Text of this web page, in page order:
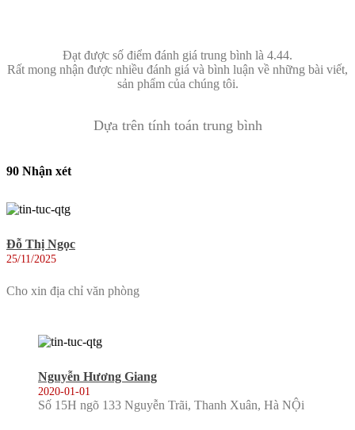
Đạt được số điểm đánh giá trung bình là 4.44.
Rất mong nhận được nhiều đánh giá và bình luận về những bài viết,
sản phẩm của chúng tôi.
Dựa trên tính toán trung bình
90 Nhận xét
Đỗ Thị Ngọc
25/11/2025
Cho xin địa chỉ văn phòng
Nguyễn Hương Giang
2020-01-01
Số 15H ngõ 133 Nguyễn Trãi, Thanh Xuân, Hà NỘi